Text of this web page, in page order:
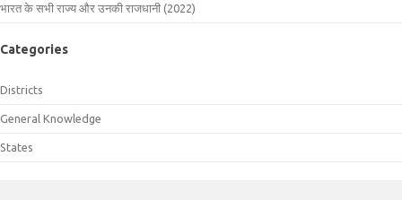
भारत के सभी राज्य और उनकी राजधानी (2022)
Categories
Districts
General Knowledge
States